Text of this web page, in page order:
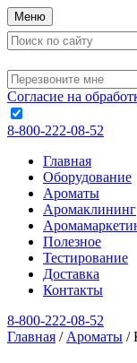
Меню
Согласие на
8-800-222-08-52
Главная
Оборудование
Ароматы
Аромаклининг
Полезное
Тестирование
Доставка
Контакты
8-800-222-08-52
Главная / Ароматы /